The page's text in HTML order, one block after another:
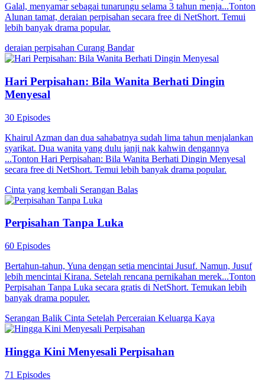
Galal​​, menyamar sebagai tunarungu selama 3 tahun menja...Tonton
Alunan tamat, deraian perpisahan secara free di NetShort. Temui
lebih banyak drama popular.
deraian perpisahan Curang Bandar
Hari Perpisahan: Bila Wanita Berhati Dingin
Menyesal
30 Episodes
Khairul Azman dan dua sahabatnya sudah lima tahun menjalankan
syarikat. Dua wanita yang dulu janji nak kahwin dengannya
...Tonton Hari Perpisahan: Bila Wanita Berhati Dingin Menyesal
secara free di NetShort. Temui lebih banyak drama popular.
Cinta yang kembali Serangan Balas
Perpisahan Tanpa Luka
60 Episodes
Bertahun-tahun, Yuna dengan setia mencintai Jusuf. Namun, Jusuf
lebih mencintai Kirana. Setelah rencana pernikahan merek...Tonton
Perpisahan Tanpa Luka secara gratis di NetShort. Temukan lebih
banyak drama populer.
Serangan Balik Cinta Setelah Perceraian Keluarga Kaya
Hingga Kini Menyesali Perpisahan
71 Episodes